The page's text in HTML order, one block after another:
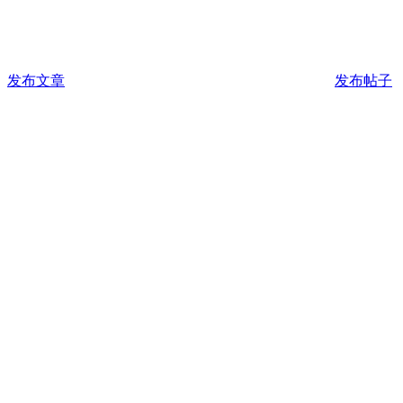
发布文章 发布帖子